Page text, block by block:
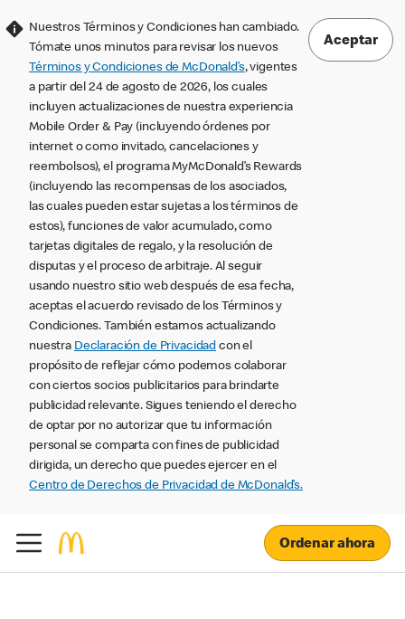
Nuestros Términos y Condiciones han cambiado.
Tómate unos minutos para revisar los nuevos
Términos y Condiciones de McDonald’s, vigentes
a partir del 24 de agosto de 2026, los cuales
incluyen actualizaciones de nuestra experiencia
Mobile Order & Pay (incluyendo órdenes por
internet o como invitado, cancelaciones y
reembolsos), el programa MyMcDonald’s Rewards
(incluyendo las recompensas de los asociados,
las cuales pueden estar sujetas a los términos de
estos), funciones de valor acumulado, como
tarjetas digitales de regalo, y la resolución de
disputas y el proceso de arbitraje. Al seguir
usando nuestro sitio web después de esa fecha,
aceptas el acuerdo revisado de los Términos y
Condiciones. También estamos actualizando
nuestra Declaración de Privacidad con el
propósito de reflejar cómo podemos colaborar
con ciertos socios publicitarios para brindarte
publicidad relevante. Sigues teniendo el derecho
de optar por no autorizar que tu información
personal se comparta con fines de publicidad
dirigida, un derecho que puedes ejercer en el
Centro de Derechos de Privacidad de McDonald’s.
Aceptar
Ordenar ahora